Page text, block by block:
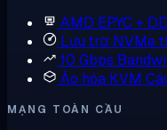
AMD EPYC +
Lưu trữ NVMe
10 Gbps
Ảo hóa KVM
MẠNG TOÀN CẦU